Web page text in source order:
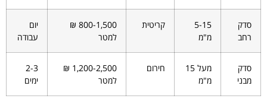
סדק
רחב
5-15
מ"מ
קריטית
800-1,500 ₪
למטר
יום
עבודה
סדק
מבני
מעל 15
מ"מ
חירום
1,200-2,500 ₪
למטר
2-3
ימים